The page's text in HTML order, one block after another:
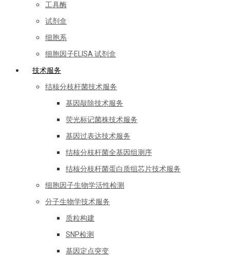
工具酶
试剂盒
细胞系
细胞因子ELISA 试剂盒
技术服务
结核分枝杆菌技术服务
基因敲除技术服务
荧光标记菌株技术服务
基因过表达技术服务
结核分枝杆菌全基因组测序
结核分枝杆菌蛋白质组芯片技术服务
细胞因子生物学活性检测
分子生物学技术服务
质粒构建
SNP检测
基因定点突变